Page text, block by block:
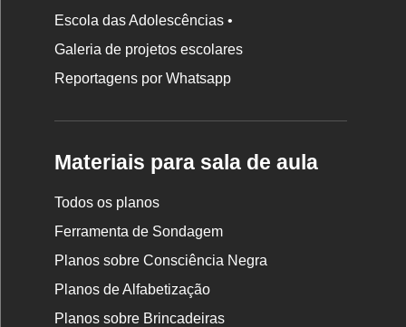
Escola das Adolescências •
Galeria de projetos escolares
Reportagens por Whatsapp
Materiais para sala de aula
Todos os planos
Ferramenta de Sondagem
Planos sobre Consciência Negra
Planos de Alfabetização
Planos sobre Brincadeiras